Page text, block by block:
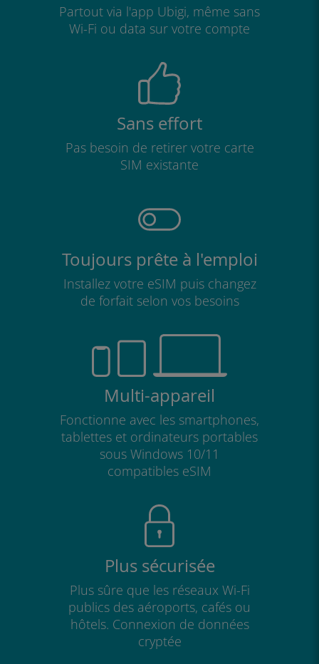
Partout via l'app Ubigi, même sans
Wi-Fi ou data sur votre compte
Sans effort
Pas besoin de retirer votre carte
SIM existante
Toujours prête à l'emploi
Installez votre eSIM puis changez
de forfait selon vos besoins
Multi-appareil
Fonctionne avec les smartphones,
tablettes et ordinateurs portables
sous Windows 10/11
compatibles eSIM
Plus sécurisée
Plus sûre que les réseaux Wi-Fi
publics des aéroports, cafés ou
hôtels. Connexion de données
cryptée